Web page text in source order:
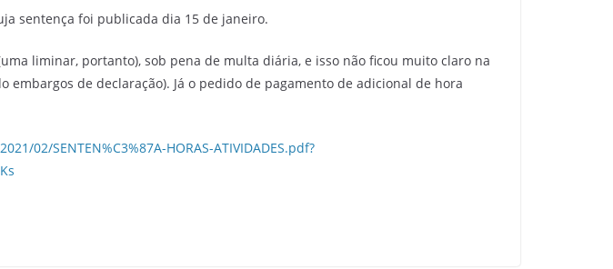
sentença foi publicada dia 15 de janeiro.
liminar, portanto), sob pena de multa diária, e isso não ficou muito claro na
de declaração). Já o pedido de pagamento de adicional de hora
02/SENTEN%C3%87A-HORAS-ATIVIDADES.pdf?